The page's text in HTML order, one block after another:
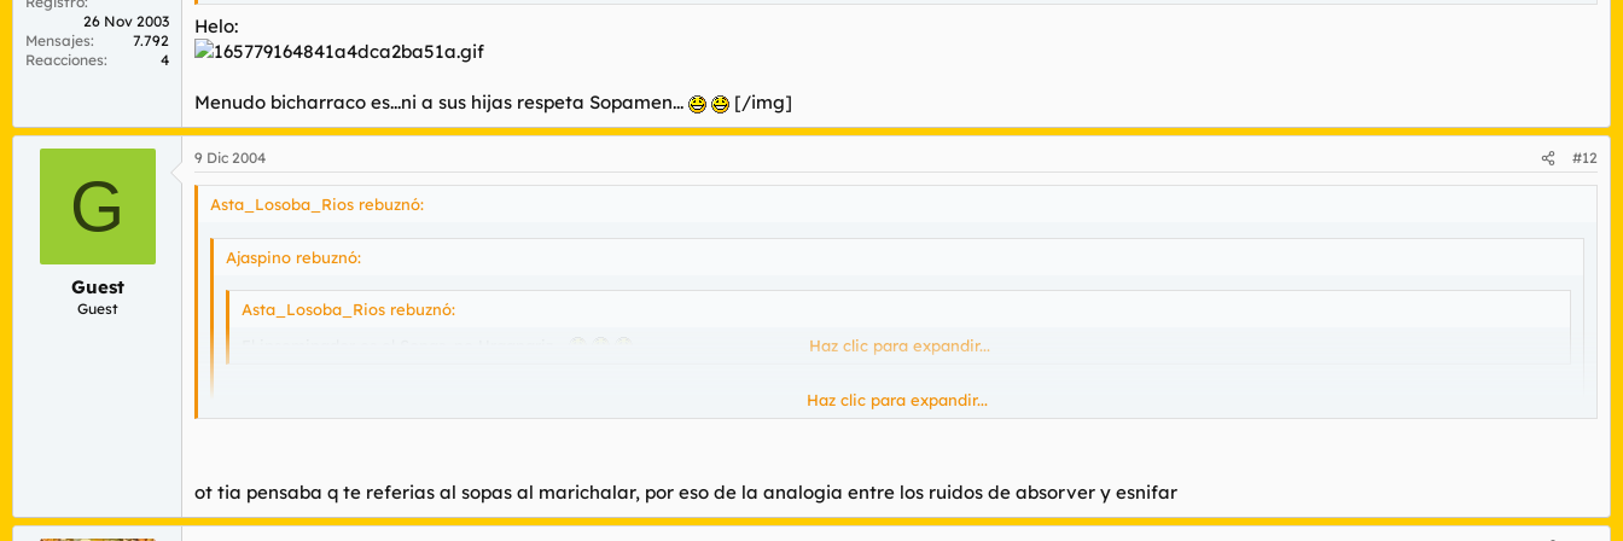
26 Nov 2003
Mensajes
7.792
Reacciones
4
Helo:
Menudo bicharraco es...ni a sus hijas respeta Sopamen... [/img]
G
Guest
Guest
9 Dic 2004 #12
Asta_Losoba_Rios rebuznó:
Ajaspino rebuznó:
Asta_Losoba_Rios rebuznó:
Haz clic para expandir...
Haz clic para expandir...
Menudo bicharraco es...ni a sus hijas respeta Sopamen...
Haz clic para expandir...
ot tia pensaba q te referias al sopas al marichalar, por eso de la analogia entre los ruidos de absorver y esnifar